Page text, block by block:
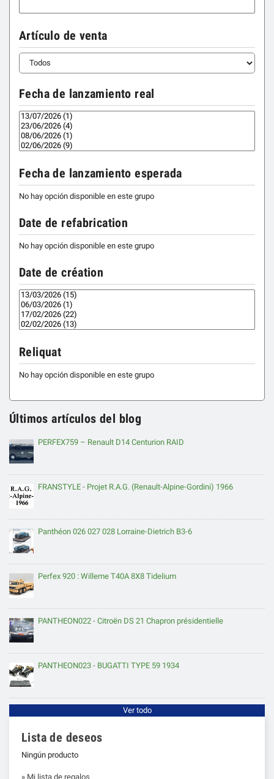
Artículo de venta
Fecha de lanzamiento real
Fecha de lanzamiento esperada
No hay opción disponible en este grupo
Date de refabrication
No hay opción disponible en este grupo
Date de création
Reliquat
No hay opción disponible en este grupo
Últimos artículos del blog
PERFEX759 – Renault D14 Centurion RAID
FRANSTYLE - Projet R.A.G. (Renault-Alpine-Gordini) 1966
Panthéon 026 027 028 Lorraine-Dietrich B3-6
Perfex 920 : Willeme T40A 8X8 Tidelium
PANTHEON022 - Citroën DS 21 Chapron présidentielle
PANTHEON023 - BUGATTI TYPE 59 1934
Ver todo
Lista de deseos
Ningún producto
» Mi lista de regalos